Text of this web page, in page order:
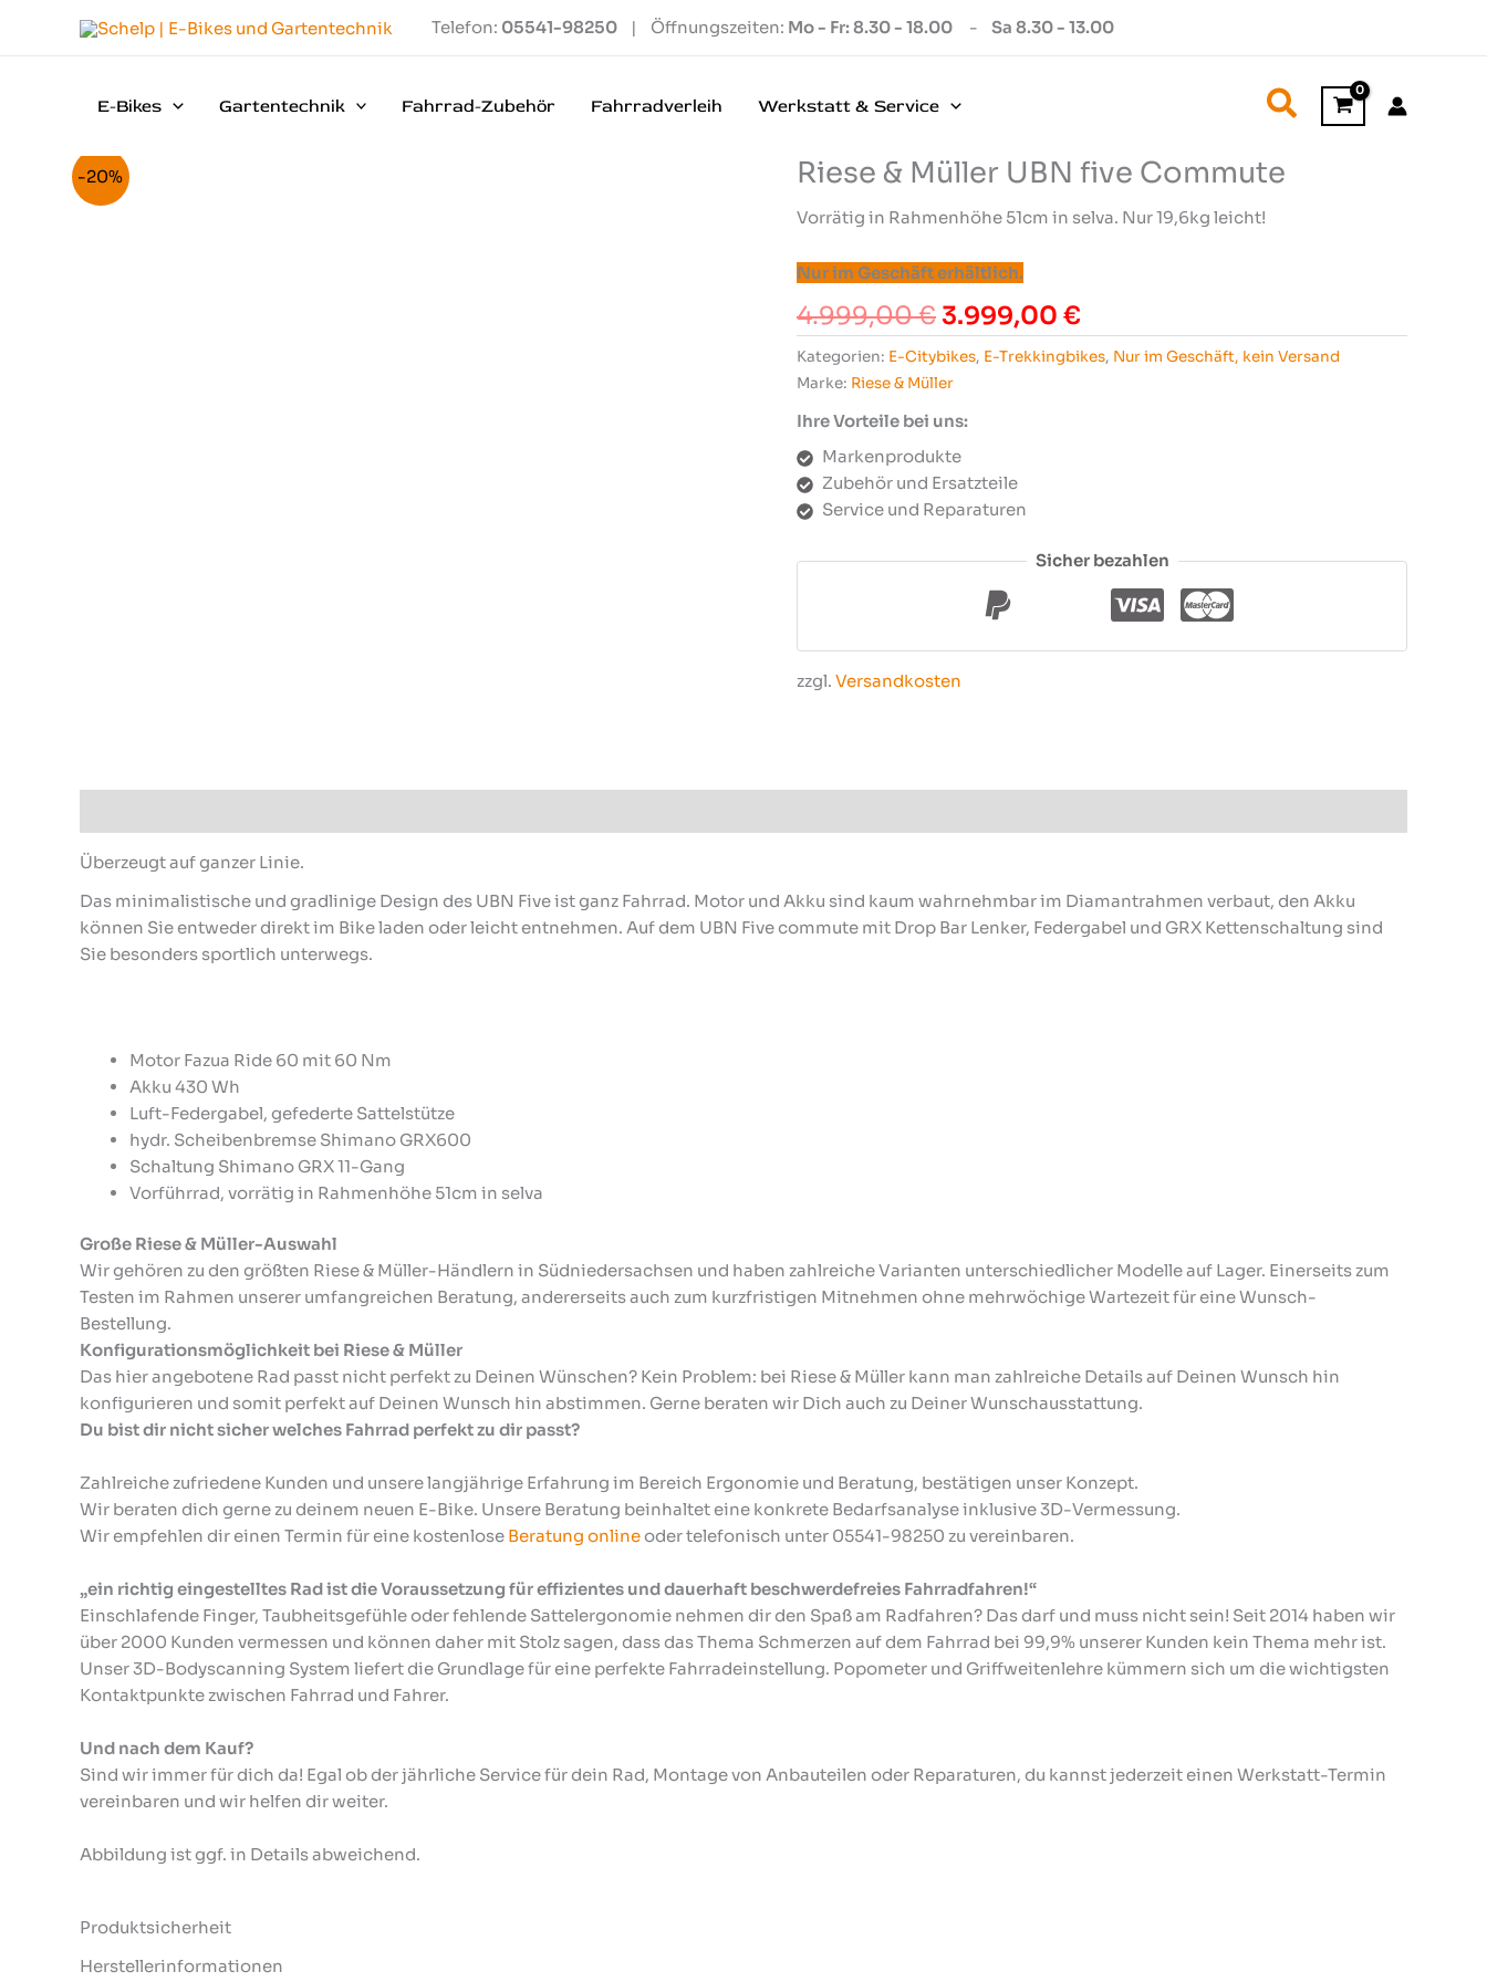
Telefon: 05541-98250 | Öffnungszeiten: Mo - Fr: 8.30 - 18.00 - Sa 8.30 - 13.00
E-Bikes Gartentechnik Fahrrad-Zubehör Fahrradverleih Werkstatt & Service Suchen
-20% Riese & Müller UBN five Commute
Vorrätig in Rahmenhöhe 51cm in selva. Nur 19,6kg leicht!
Nur im Geschäft erhältlich.
4.999,00€Ursprünglicher
Preis
war:
4.999,00 €
3.999,00 €Aktueller
Preis
ist:
Kategorien: E-Citybikes, E-Trekkingbikes, Nur im Geschäft, kein Versand
Marke: Riese & Müller
Ihre Vorteile bei uns:
Markenprodukte
Zubehör und Ersatzteile
Service und Reparaturen
Sicher bezahlen
zzgl. Versandkosten
Überzeugt auf ganzer Linie.
Das minimalistische und gradlinige Design des UBN Five ist ganz Fahrrad. Motor und Akku sind kaum wahrnehmbar im Diamantrahmen verbaut, den Akku
können Sie entweder direkt im Bike laden oder leicht entnehmen. Auf dem UBN Five commute mit Drop Bar Lenker, Federgabel und GRX Kettenschaltung sind
Sie besonders sportlich unterwegs.
Motor Fazua Ride 60 mit 60 Nm
Akku 430 Wh
Luft-Federgabel, gefederte Sattelstütze
hydr. Scheibenbremse Shimano GRX600
Schaltung Shimano GRX 11-Gang
Vorführrad, vorrätig in Rahmenhöhe 51cm in selva
Große Riese & Müller-Auswahl
Wir gehören zu den größten Riese & Müller-Händlern in Südniedersachsen und haben zahlreiche Varianten unterschiedlicher Modelle auf Lager. Einerseits zum
Testen im Rahmen unserer umfangreichen Beratung, andererseits auch zum kurzfristigen Mitnehmen ohne mehrwöchige Wartezeit für eine Wunsch-
Bestellung.
Konfigurationsmöglichkeit bei Riese & Müller
Das hier angebotene Rad passt nicht perfekt zu Deinen Wünschen? Kein Problem: bei Riese & Müller kann man zahlreiche Details auf Deinen Wunsch hin
konfigurieren und somit perfekt auf Deinen Wunsch hin abstimmen. Gerne beraten wir Dich auch zu Deiner Wunschausstattung.
Du bist dir nicht sicher welches Fahrrad perfekt zu dir passt?
Zahlreiche zufriedene Kunden und unsere langjährige Erfahrung im Bereich Ergonomie und Beratung, bestätigen unser Konzept.
Wir beraten dich gerne zu deinem neuen E-Bike. Unsere Beratung beinhaltet eine konkrete Bedarfsanalyse inklusive 3D-Vermessung.
Wir empfehlen dir einen Termin für eine kostenlose Beratung online oder telefonisch unter 05541-98250 zu vereinbaren.
„ein richtig eingestelltes Rad ist die Voraussetzung für effizientes und dauerhaft beschwerdefreies Fahrradfahren!“
Einschlafende Finger, Taubheitsgefühle oder fehlende Sattelergonomie nehmen dir den Spaß am Radfahren? Das darf und muss nicht sein! Seit 2014 haben wir
über 2000 Kunden vermessen und können daher mit Stolz sagen, dass das Thema Schmerzen auf dem Fahrrad bei 99,9% unserer Kunden kein Thema mehr ist.
Unser 3D-Bodyscanning System liefert die Grundlage für eine perfekte Fahrradeinstellung. Popometer und Griffweitenlehre kümmern sich um die wichtigsten
Kontaktpunkte zwischen Fahrrad und Fahrer.
Und nach dem Kauf?
Sind wir immer für dich da! Egal ob der jährliche Service für dein Rad, Montage von Anbauteilen oder Reparaturen, du kannst jederzeit einen Werkstatt-Termin
vereinbaren und wir helfen dir weiter.
Abbildung ist ggf. in Details abweichend.
Produktsicherheit
Herstellerinformationen